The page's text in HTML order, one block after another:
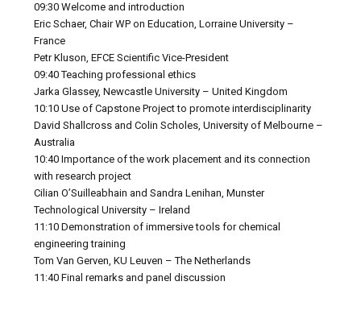
09:30 Welcome and introduction
Eric Schaer, Chair WP on Education, Lorraine University –
France
Petr Kluson, EFCE Scientific Vice-President
09:40 Teaching professional ethics
Jarka Glassey, Newcastle University – United Kingdom
10:10 Use of Capstone Project to promote interdisciplinarity
David Shallcross and Colin Scholes, University of Melbourne –
Australia
10:40 Importance of the work placement and its connection
with research project
Cilian O’Suilleabhain and Sandra Lenihan, Munster
Technological University – Ireland
11:10 Demonstration of immersive tools for chemical
engineering training
Tom Van Gerven, KU Leuven – The Netherlands
11:40 Final remarks and panel discussion